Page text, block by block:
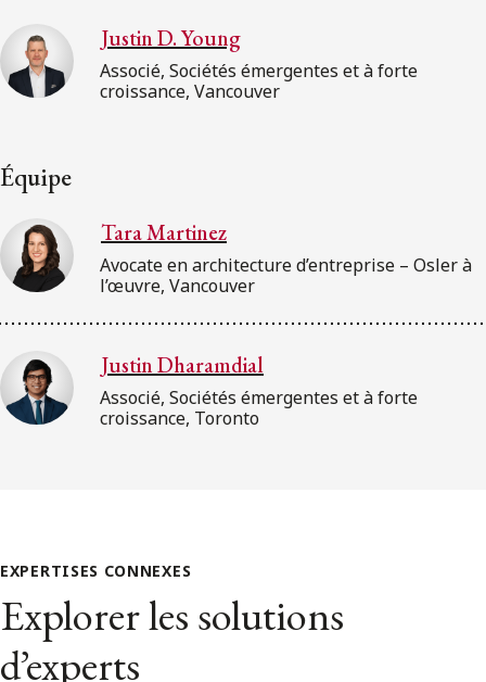
Justin D. Young
Associé, Sociétés émergentes et à forte
croissance, Vancouver
Équipe
Tara Martinez
Avocate en architecture d’entreprise – Osler à
l’œuvre, Vancouver
Justin Dharamdial
Associé, Sociétés émergentes et à forte
croissance, Toronto
EXPERTISES CONNEXES
Explorer les solutions
d’experts